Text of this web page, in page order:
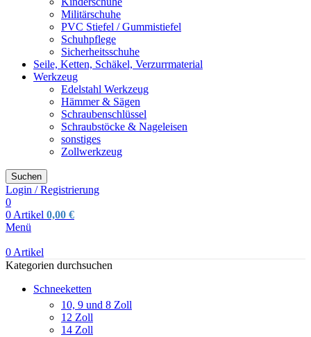
Militärschuhe
PVC Stiefel / Gummistiefel
Schuhpflege
Sicherheitsschuhe
Seile, Ketten, Schäkel, Verzurrmaterial
Werkzeug
Edelstahl Werkzeug
Hämmer & Sägen
Schraubenschlüssel
Schraubstöcke & Nageleisen
sonstiges
Zollwerkzeug
Suchen
Login / Registrierung
0
0 Artikel 0,00 €
Menü
0 Artikel
Kategorien durchsuchen
Schneeketten
10, 9 und 8 Zoll
12 Zoll
14 Zoll